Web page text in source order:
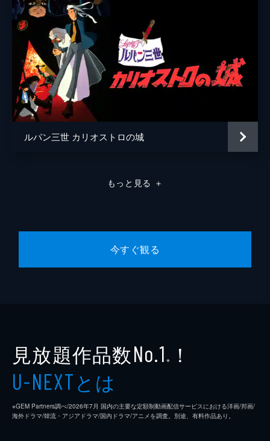
ルパン三世 カリオストロの城
もっと見る ＋
今すぐ観る
見放題作品数No.1 ※ ！
U-NEXTとは
※GEM Partners調べ/2026年7⽉ 国内の主要な定額制動画配信サービスにおける洋画/邦画/
海外ドラマ/韓流・アジアドラマ/国内ドラマ/アニメを調査。別途、有料作品あり。